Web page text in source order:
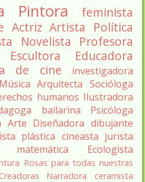
Pintora
feminista
Actriz Artista
Política
Novelista
Profesora
Escultora
Educadora
de cine
investigadora
Música Arquitecta Socióloga
humanos Ilustradora
bailarina
Psicóloga
Arte Diseñadora dibujante
plástica cineasta jurista
matemática
Ecologista
Rosas para todas nuestras
Narradora
ceramista